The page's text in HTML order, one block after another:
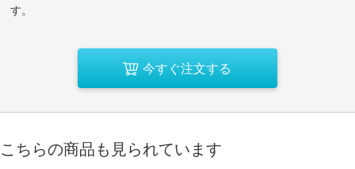
す。
今すぐ注文する
こちらの商品も見られています